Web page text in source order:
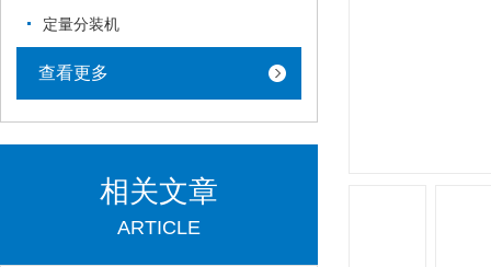
定量分装机
查看更多
相关文章
ARTICLE